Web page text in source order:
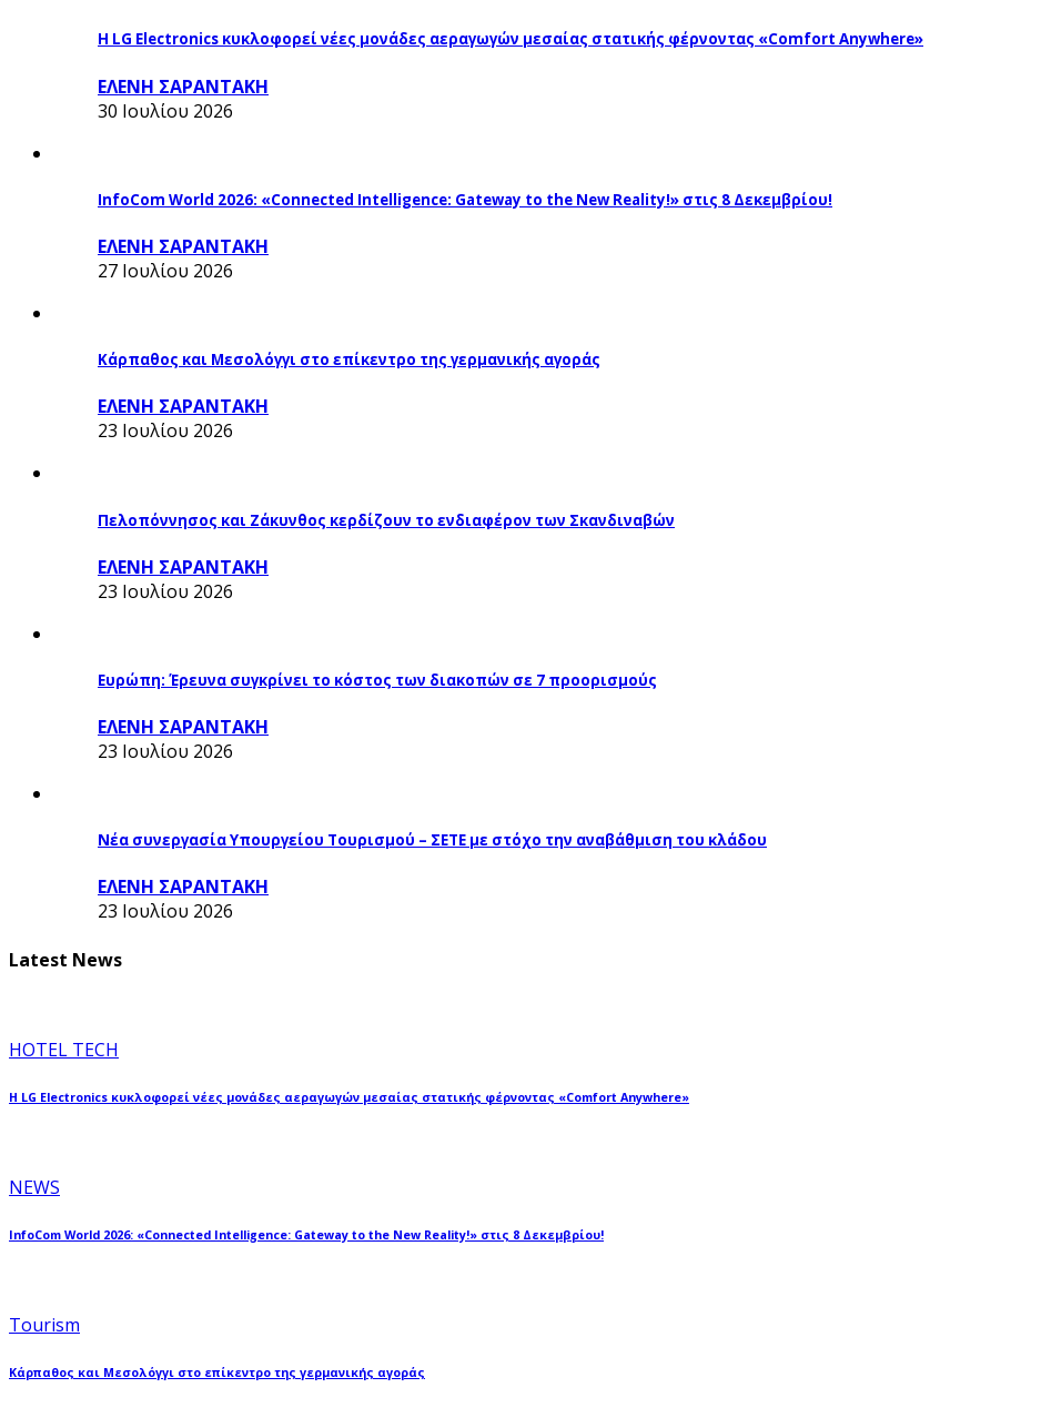
Η LG Electronics κυκλοφορεί νέες μονάδες αεραγωγών μεσαίας στατικής φέρνοντας «Comfort Anywhere»
ΕΛΕΝΗ ΣΑΡΑΝΤΑΚΗ
30 Ιουλίου 2026
InfoCom World 2026: «Connected Intelligence: Gateway to the New Reality!» στις 8 Δεκεμβρίου!
ΕΛΕΝΗ ΣΑΡΑΝΤΑΚΗ
27 Ιουλίου 2026
Κάρπαθος και Μεσολόγγι στο επίκεντρο της γερμανικής αγοράς
ΕΛΕΝΗ ΣΑΡΑΝΤΑΚΗ
23 Ιουλίου 2026
Πελοπόννησος και Ζάκυνθος κερδίζουν το ενδιαφέρον των Σκανδιναβών
ΕΛΕΝΗ ΣΑΡΑΝΤΑΚΗ
23 Ιουλίου 2026
Ευρώπη: Έρευνα συγκρίνει το κόστος των διακοπών σε 7 προορισμούς
ΕΛΕΝΗ ΣΑΡΑΝΤΑΚΗ
23 Ιουλίου 2026
Νέα συνεργασία Υπουργείου Τουρισμού – ΣΕΤΕ με στόχο την αναβάθμιση του κλάδου
ΕΛΕΝΗ ΣΑΡΑΝΤΑΚΗ
23 Ιουλίου 2026
Latest News
HOTEL TECH
Η LG Electronics κυκλοφορεί νέες μονάδες αεραγωγών μεσαίας στατικής φέρνοντας «Comfort Anywhere»
NEWS
InfoCom World 2026: «Connected Intelligence: Gateway to the New Reality!» στις 8 Δεκεμβρίου!
Tourism
Κάρπαθος και Μεσολόγγι στο επίκεντρο της γερμανικής αγοράς